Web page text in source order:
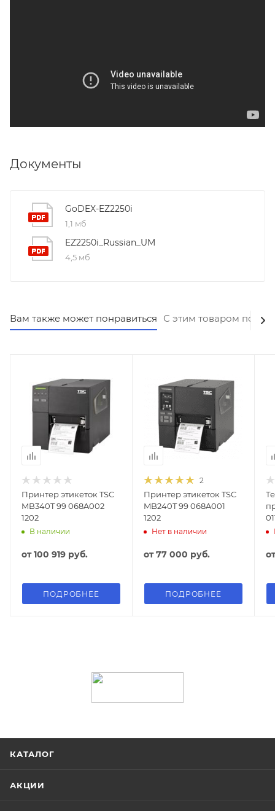
Документы
GoDEX-EZ2250i
1,1 мб
EZ2250i_Russian_UM
4,5 мб
Вам также может понравиться С этим товаром
Принтер этикеток TSC
MB340T 99 068A002
1202
В наличии
от100 919 руб.
ПОДРОБНЕЕ
2
Принтер этикеток TSC
MB240T 99 068A001
1202
Нет в наличии
от77 000 руб.
ПОДРОБНЕЕ
КАТАЛОГ
АКЦИИ